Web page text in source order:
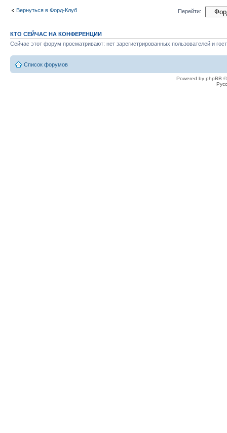
Вернуться в Форд-Клуб Перейти:
КТО СЕЙЧАС НА КОНФЕРЕНЦИИ
Сейчас этот форум просматривают: нет зарегистрированных пользователей и
Список форумов
Powered by phpBB